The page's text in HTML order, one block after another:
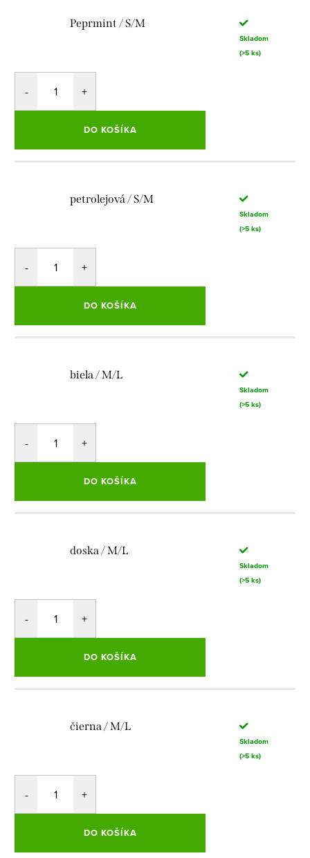
Peprmint / S/M
Skladom
(>5 ks)
DO KOŠÍKA
petrolejová / S/M
Skladom
(>5 ks)
DO KOŠÍKA
biela / M/L
Skladom
(>5 ks)
DO KOŠÍKA
doska / M/L
Skladom
(>5 ks)
DO KOŠÍKA
čierna / M/L
Skladom
(>5 ks)
DO KOŠÍKA